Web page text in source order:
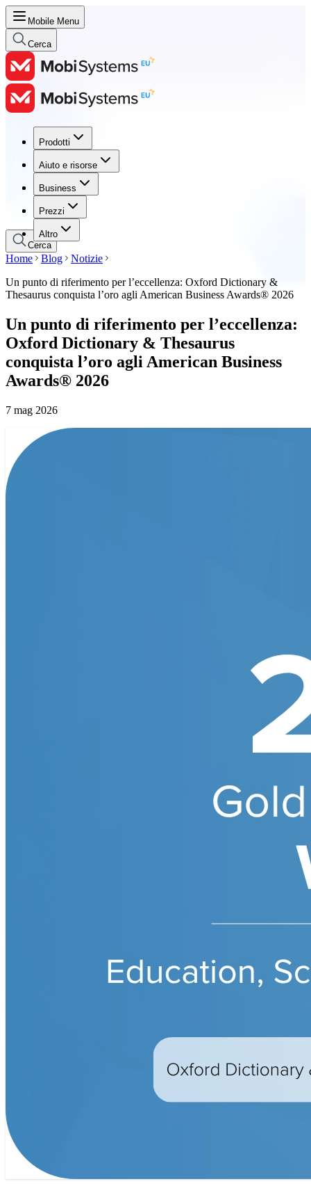
Mobile Menu
Cerca
Prodotti
Aiuto e risorse
Business
Prezzi
Altro
Prodotti
Aiuto e risorse
Business
Prezzi
Cerca
Home Blog
Notizie
Un punto di riferimento per l’eccellenza: Oxford Dictionary &
Thesaurus conquista l’oro agli American Business Awards® 2026
Un punto di riferimento per l’eccellenza:
Oxford Dictionary & Thesaurus
conquista l’oro agli American Business
Awards® 2026
7 mag 2026